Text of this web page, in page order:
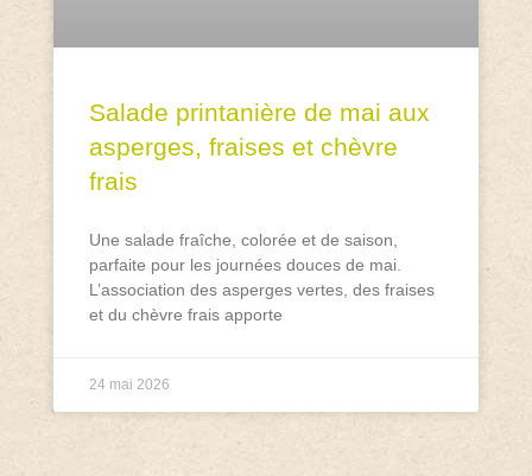
Salade printanière de mai aux
asperges, fraises et chèvre
frais
Une salade fraîche, colorée et de saison,
parfaite pour les journées douces de mai.
L’association des asperges vertes, des fraises
et du chèvre frais apporte
24 mai 2026